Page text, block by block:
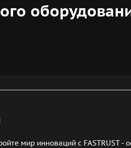
мир инноваций с FASTRUST